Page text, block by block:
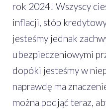
rok 2024! Wszyscy
inflacji, stóp
jesteśmy jednak
ubezpieczeniowymi
dopóki jesteśmy w
naprawdę ma
można podjąć teraz,